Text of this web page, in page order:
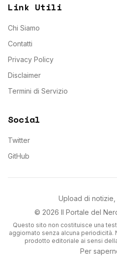
Link Utili
Chi Siamo
Contatti
Privacy Policy
Disclaimer
Termini di Servizio
Social
Twitter
GitHub
Upload di
© 2026 Il Portale del
Questo sito non costituisce una
aggiornato senza alcuna periodicità.
prodotto editoriale ai sensi
Per